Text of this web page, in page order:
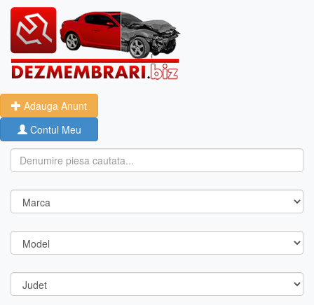
Adauga Anunt
Contul Meu